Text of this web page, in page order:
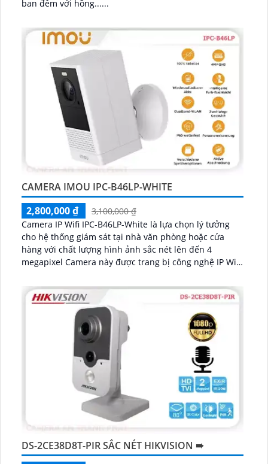
ban đêm với hồng......
CAMERA IMOU IPC-B46LP-WHITE
2,800,000 ₫
3,100,000 ₫
Camera IP Wifi IPC-B46LP-White là lựa chọn lý tưởng
cho hệ thống giám sát tại nhà văn phòng hoặc cửa
hàng với chất lượng hình ảnh sắc nét lên đến 4
megapixel Camera này được trang bị công nghệ IP Wifi
DS-2CE38D8T-PIR SẮC NÉT HIKVISION ➠